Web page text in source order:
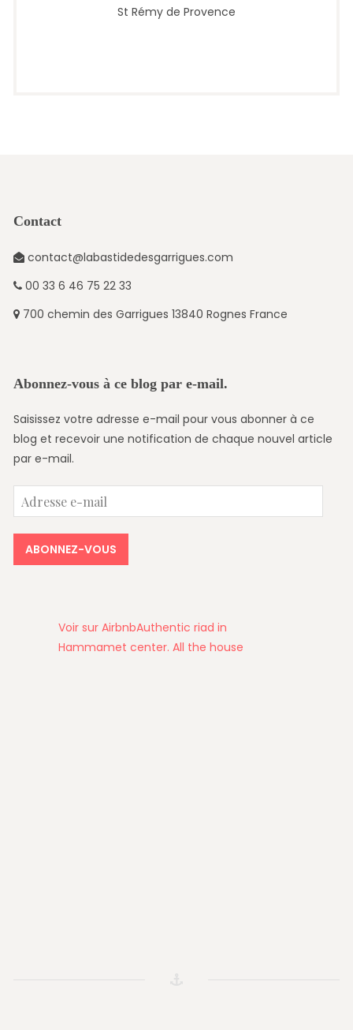
St Rémy de Provence
Contact
contact@labastidedesgarrigues.com
00 33 6 46 75 22 33
700 chemin des Garrigues 13840 Rognes France
Abonnez-vous à ce blog par e-mail.
Saisissez votre adresse e-mail pour vous abonner à ce
blog et recevoir une notification de chaque nouvel article
par e-mail.
Adresse
e-
mail
ABONNEZ-VOUS
Voir sur AirbnbAuthentic riad in
Hammamet center. All the house